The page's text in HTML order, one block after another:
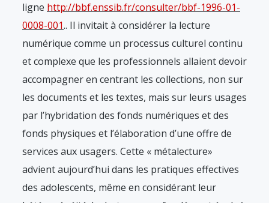
ligne http://bbf.enssib.fr/consulter/bbf-1996-01-
0008-001.. Il invitait à considérer la lecture
numérique comme un processus culturel continu
et complexe que les professionnels allaient devoir
accompagner en centrant les collections, non sur
les documents et les textes, mais sur leurs usages
par l’hybridation des fonds numériques et des
fonds physiques et l’élaboration d’une offre de
services aux usagers. Cette « métalecture»
advient aujourd’hui dans les pratiques effectives
des adolescents, même en considérant leur